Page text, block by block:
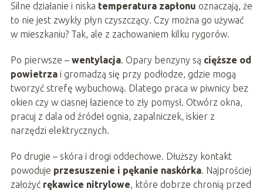
Silne działanie i niska temperatura zapłonu oznaczają, że
to nie jest zwykły płyn czyszczący. Czy można go używać
w mieszkaniu? Tak, ale z zachowaniem kilku rygorów.
Po pierwsze – wentylacja. Opary benzyny są cięższe od
powietrzai gromadzą się przy podłodze, gdzie mogą
tworzyć strefę wybuchową. Dlatego praca w piwnicy bez
okien czy w ciasnej łazience to zły pomysł. Otwórz okna,
pracuj z dala od źródeł ognia, zapalniczek, iskier z
narzędzi elektrycznych.
Po drugie – skóra i drogi oddechowe. Dłuższy kontakt
powoduje przesuszenie i pękanie naskórka. Najprościej
założyć rękawice nitrylowe, które dobrze chronią przed